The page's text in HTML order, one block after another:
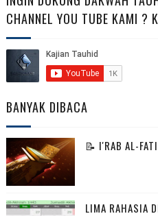
CHANNEL YOU TUBE KAMI ?
BANYAK DIBACA
📝 I'RAB AL-
LIMA RAHASIA